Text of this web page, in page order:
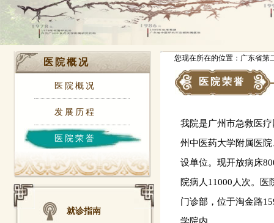
医院概况
医院概况
发展历程
医院荣誉
就诊指南
您现在所在的位置：广东省第
医院荣誉
我院是广州市急救医
州中医药大学附属医
设单位。现开放病床
院病人11000人次。
门诊部，位于淘金路